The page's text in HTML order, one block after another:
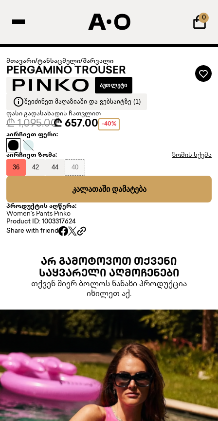
0
მთავარი/ტანსაცმელი/შარვალი
PERGAMINO TROUSER
ᲐᲣᲗᲚᲔᲢᲘ
ᲨᲔᲘᲫᲘᲜᲔᲗ ᲛᲐᲦᲐᲖᲘᲐᲨᲘ ᲓᲐ ᲕᲔᲑᲡᲐᲘᲢᲖᲔ (1)
ფასი გადასახადის ჩათვლით
₾ 1,095.00₾ 657.00 -40%
აირჩიეთ ფერი:
აირჩიეთ ზომა: ზომის სქემა
36 42 44 40
ᲙᲐᲚᲐᲗᲐᲨᲘ ᲓᲐᲛᲐᲢᲔᲑᲐ
პროდუქტის აღწერა:
Women's Pants Pinko
Product ID: 1003317624
Share with friend
ᲐᲠ ᲒᲐᲛᲝᲢᲝᲕᲝᲗ ᲗᲥᲕᲔᲜᲘ
ᲡᲐᲧᲕᲐᲠᲔᲚᲘ ᲐᲦᲛᲝᲩᲔᲜᲔᲑᲘ
თქვენ მიერ ბოლოს ნანახი პროდუქცია
იხილეთ აქ.